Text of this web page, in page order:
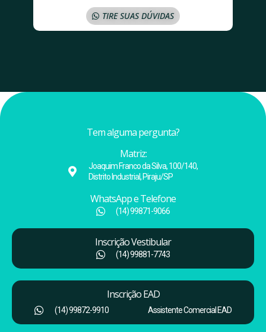
TIRE SUAS DÚVIDAS
Tem alguma pergunta?
Matriz:
Joaquim Franco da Silva, 100/140,
Distrito Industrial, Piraju/SP
WhatsApp e Telefone
(14) 99871-9066
Inscrição Vestibular
(14) 99881-7743
Inscrição EAD
(14) 99872-9910 Assistente Comercial EAD